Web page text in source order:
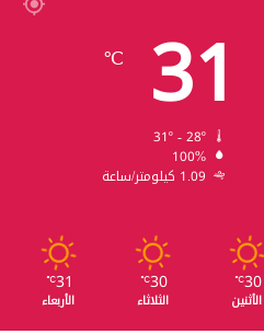
31
℃
100%
1.09 كيلومتر/ساعة
30
℃
الأثنين
30
℃
الثلاثاء
31
℃
الأربعاء